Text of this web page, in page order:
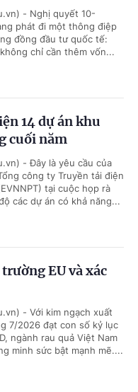
- Nghị quyết 10-
phát đi một thông điệp
đồng đầu tư quốc tế:
chỉ cần thêm vốn...
14 dự án khu
cuối năm
- Đây là yêu cầu của
công ty Truyền tải điện
tại cuộc họp rà
các dự án có khả năng...
EU và xác
- Với kim ngạch xuất
7/2026 đạt con số kỷ lục
ngành rau quả Việt Nam
minh sức bật mạnh mẽ....